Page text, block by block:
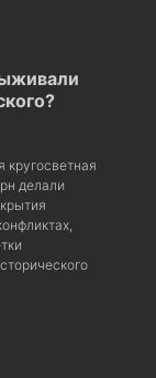
кругосветная
делали